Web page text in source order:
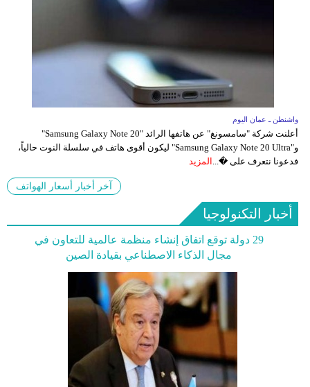
واشنطن ـ عمان اليوم
أعلنت شركة "سامسونغ" عن هاتفها الرائد "​Samsung​ Galaxy Note 20"
و"Samsung Galaxy Note 20 Ultra" ليكون أقوى هاتف في سلسلة النوت حالياً،
فدعونا نتعرف على �... المزيد
آخر أخبار أسعار الهواتف
أخبار التكنولوجيا
29 دولة توقع اتفاق إنشاء منظمة عالمية للتعاون في
مجال الذكاء الاصطناعي بقيادة الصين